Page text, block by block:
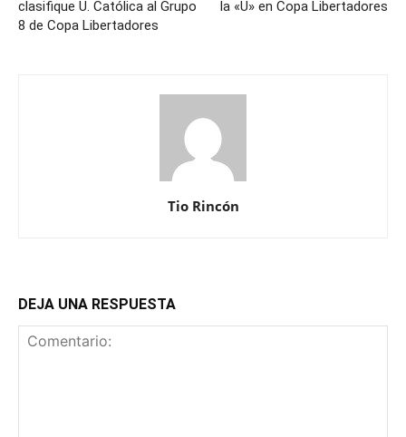
clasifique U. Católica al Grupo
8 de Copa Libertadores
la «U» en Copa Libertadores
Tio Rincón
DEJA UNA RESPUESTA